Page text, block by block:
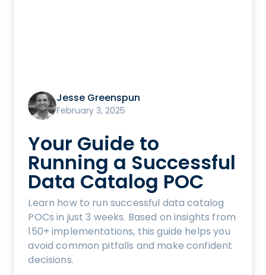
Jesse Greenspun
February 3, 2025
Your Guide to
Running a Successful
Data Catalog POC
Learn how to run successful data catalog
POCs in just 3 weeks. Based on insights from
150+ implementations, this guide helps you
avoid common pitfalls and make confident
decisions.